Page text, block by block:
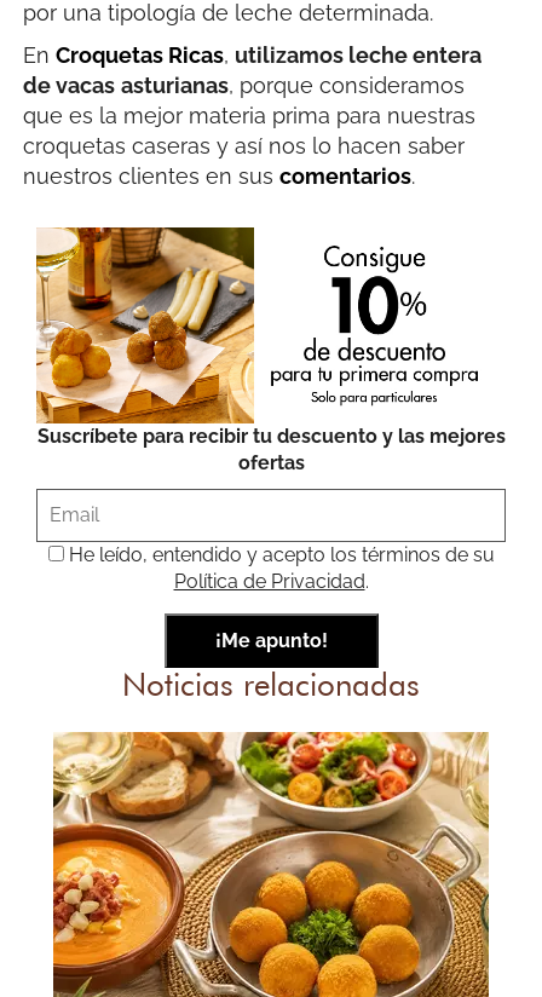
por una tipología de leche determinada.
EnCroquetas Ricas, utilizamos leche entera
de vacas asturianas, porque consideramos
que es la mejor materia prima para nuestras
croquetas caseras y así nos lo hacen saber
nuestros clientes en suscomentarios.
Suscríbete para recibir tu descuento y las mejores
ofertas
He leído, entendido y acepto los términos de su
Política de Privacidad.
Noticias relacionadas